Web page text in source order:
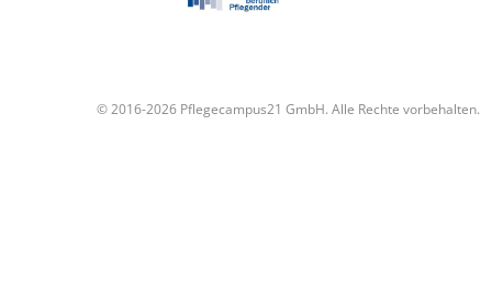
© 2016-2026 Pflegecampus21 GmbH. Alle Rechte vorbehalten.